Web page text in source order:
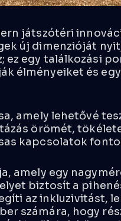
játszótéri
új dimenzióját
ez egy találkozási
élményeiket és
amely lehetővé
örömét,
kapcsolatok
, amely egy
biztosít a
az inkluzivitást,
számára, hogy